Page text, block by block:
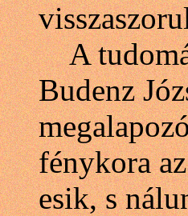
A
Budenz
fénykora
esik, s